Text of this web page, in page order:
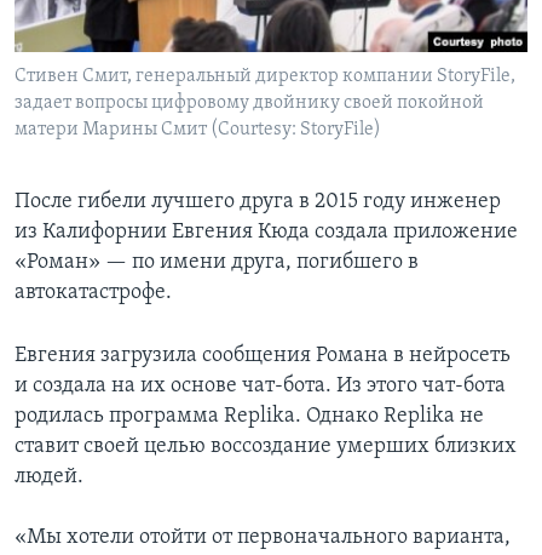
Стивен Смит, генеральный директор компании StoryFile,
задает вопросы цифровому двойнику своей покойной
матери Марины Смит (Courtesy: StoryFile)
После гибели лучшего друга в 2015 году инженер
из Калифорнии Евгения Кюда создала приложение
«Роман» — по имени друга, погибшего в
автокатастрофе.
Евгения загрузила сообщения Романа в нейросеть
и создала на их основе чат-бота. Из этого чат-бота
родилась программа Replika. Однако Replika не
ставит своей целью воссоздание умерших близких
людей.
«Мы хотели отойти от первоначального варианта,